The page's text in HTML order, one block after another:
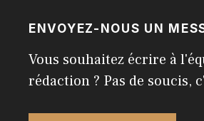
ENVOYEZ-NOUS UN
Vous souhaitez écrire à
rédaction ? Pas de soucis,